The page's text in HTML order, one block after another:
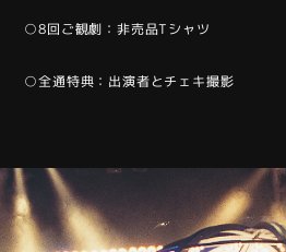
○8回ご観劇：非売品Tシャツ
○全通特典：出演者とチェキ撮影